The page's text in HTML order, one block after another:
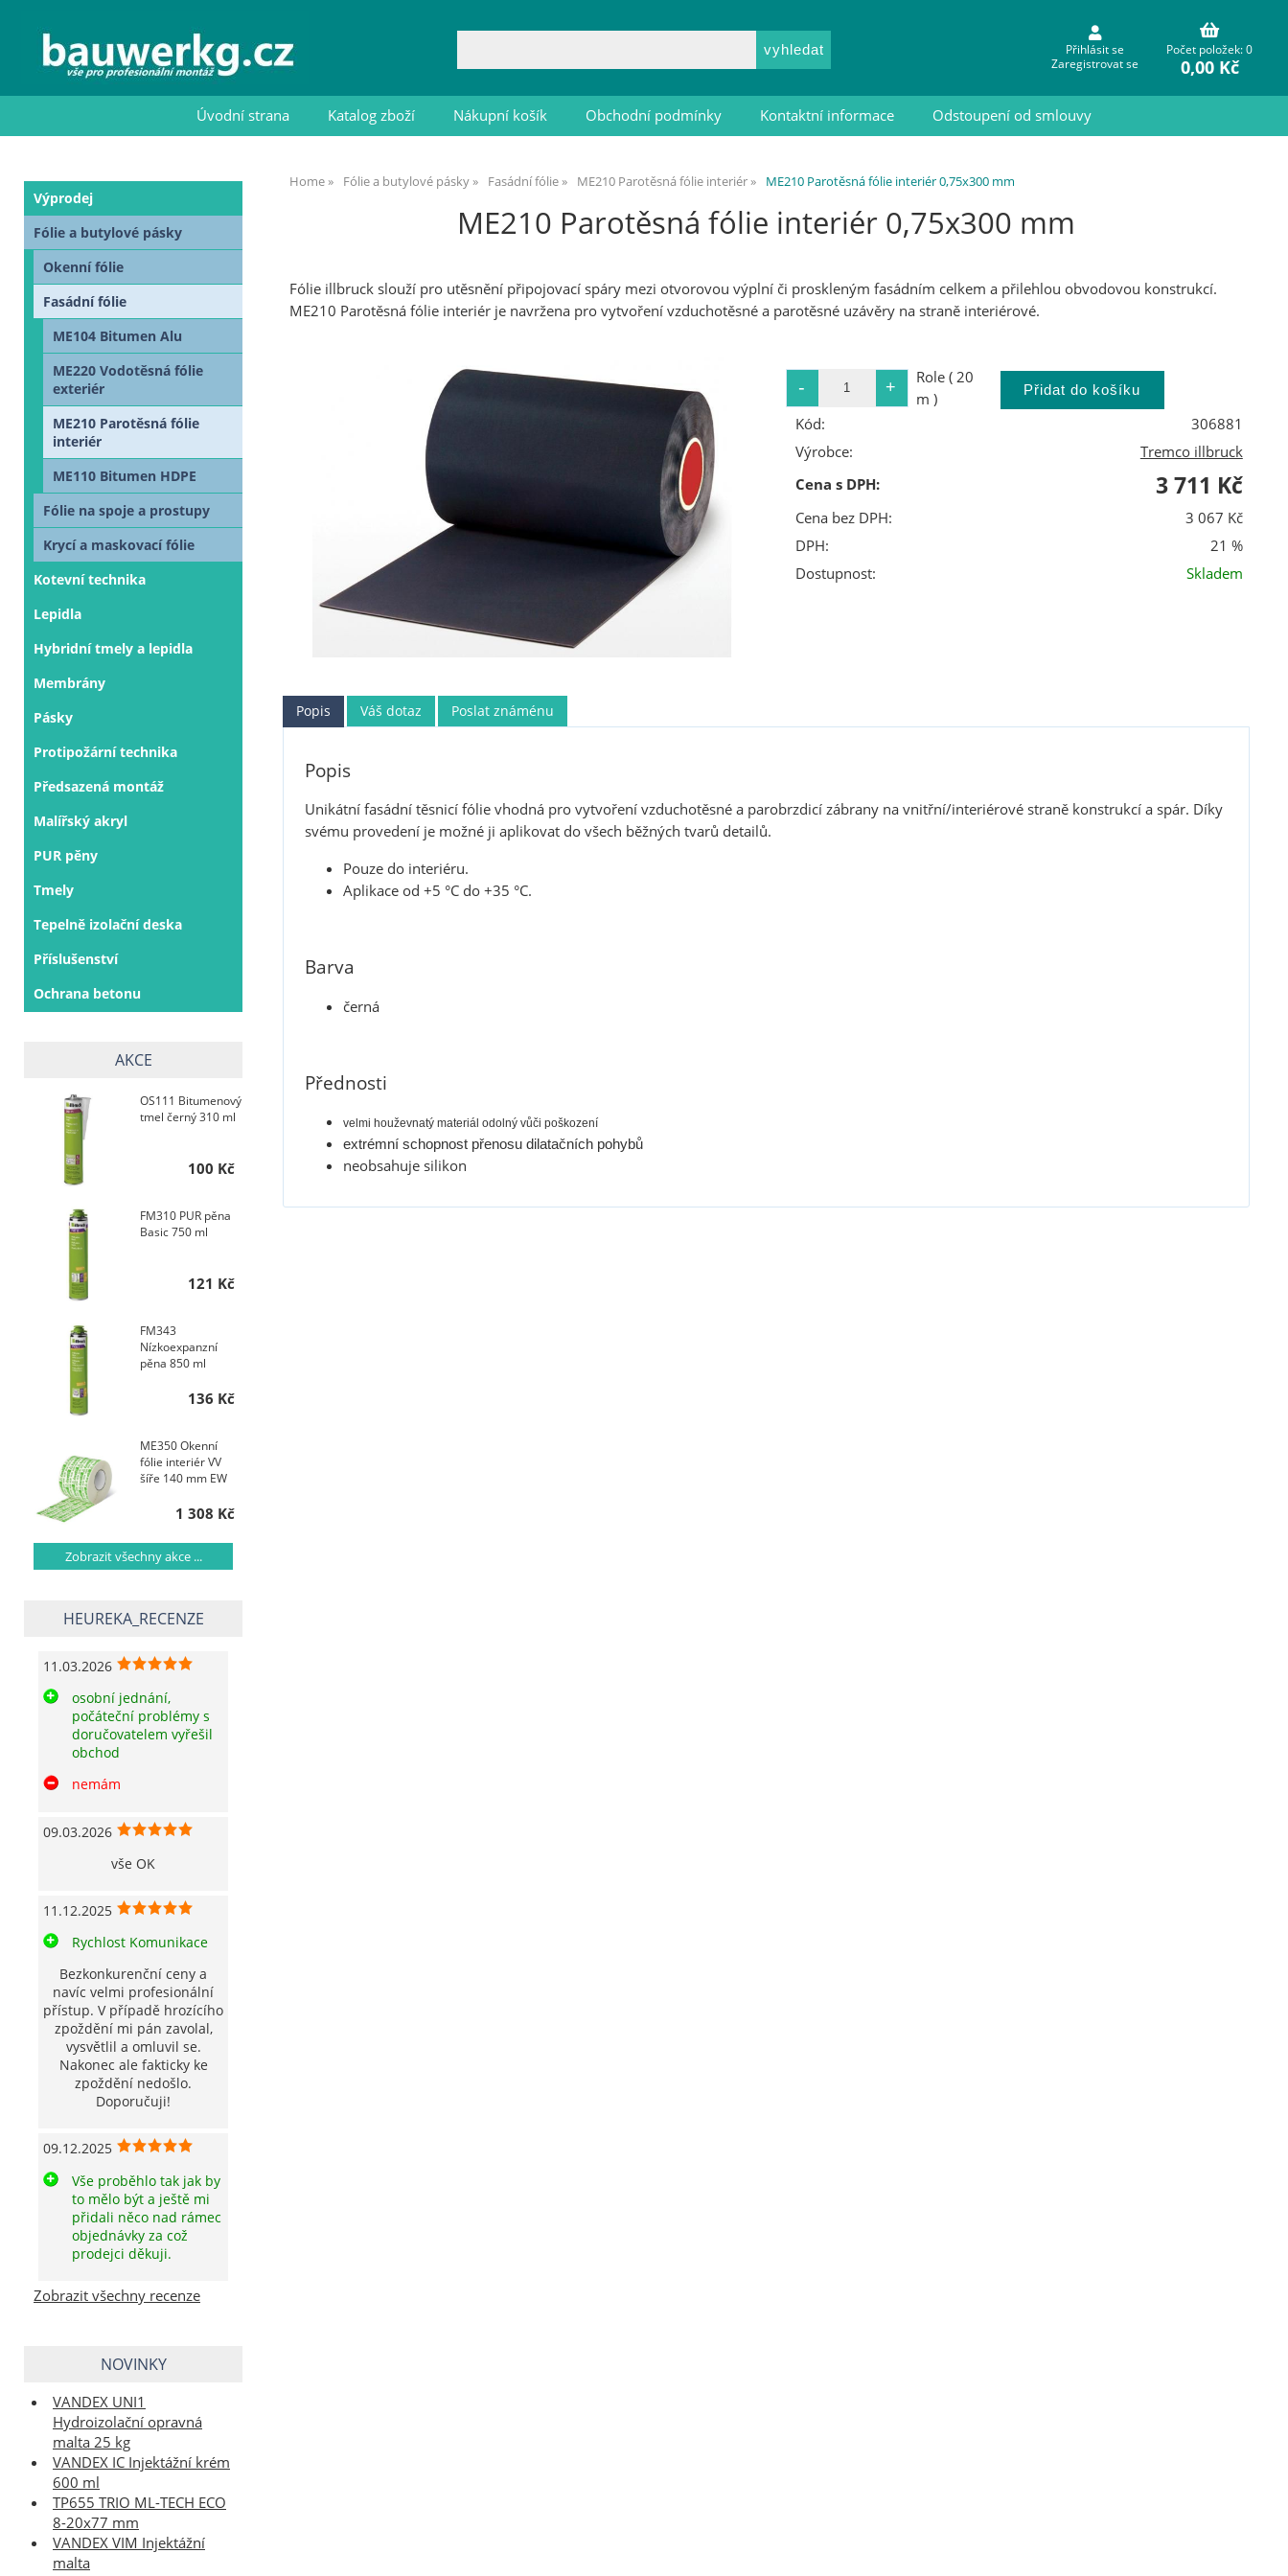
Přihlásit se
Zaregistrovat se
Počet položek: 0
0,00 Kč
Úvodní strana Katalog zboží Nákupní košík Obchodní podmínky Kontaktní informace Odstoupení od smlouvy
Home Fólie a butylové pásky Fasádní fólie ME210 Parotěsná fólie interiér ME210 Parotěsná fólie interiér 0,75x300 mm
ME210 Parotěsná fólie interiér 0,75x300 mm
Fólie illbruck slouží pro utěsnění připojovací spáry mezi otvorovou výplní či proskleným fasádním celkem a přilehlou obvodovou konstrukcí.
ME210 Parotěsná fólie interiér je navržena pro vytvoření vzduchotěsné a parotěsné uzávěry na straně interiérové.
Role ( 20
m )
Kód:
306881
Výrobce:
Tremco illbruck
Cena s DPH:
3 711 Kč
Cena bez DPH:
3 067 Kč
DPH:
21 %
Dostupnost:
Skladem
Popis Váš dotaz Poslat známénu
Popis
Unikátní fasádní těsnicí fólie vhodná pro vytvoření vzduchotěsné a parobrzdicí zábrany na vnitřní/interiérové straně konstrukcí a spár. Díky
svému provedení je možné ji aplikovat do všech běžných tvarů detailů.
Pouze do interiéru.
Aplikace od +5 °C do +35 °C.
Barva
černá
Přednosti
velmi houževnatý materiál odolný vůči poškození
extrémní schopnost přenosu dilatačních pohybů
neobsahuje silikon
Výprodej
Fólie a butylové pásky
Okenní fólie
Fasádní fólie
ME104 Bitumen Alu
ME220 Vodotěsná fólie
exteriér
ME210 Parotěsná fólie
interiér
ME110 Bitumen HDPE
Fólie na spoje a prostupy
Krycí a maskovací fólie
Kotevní technika
Lepidla
Hybridní tmely a lepidla
Membrány
Pásky
Protipožární technika
Předsazená montáž
Malířský akryl
PUR pěny
Tmely
Tepelně izolační deska
Příslušenství
Ochrana betonu
AKCE
OS111 Bitumenový
tmel černý 310 ml
100 Kč
FM310 PUR pěna
Basic 750 ml
121 Kč
FM343
Nízkoexpanzní
pěna 850 ml
136 Kč
ME350 Okenní
fólie interiér VV
šíře 140 mm EW
1 308 Kč
Zobrazit všechny akce ...
HEUREKA_RECENZE
11.03.2026
osobní jednání,
počáteční problémy s
doručovatelem vyřešil
obchod
nemám
09.03.2026
vše OK
11.12.2025
Rychlost Komunikace
Bezkonkurenční ceny a
navíc velmi profesionální
přístup. V případě hrozícího
zpoždění mi pán zavolal,
vysvětlil a omluvil se.
Nakonec ale fakticky ke
zpoždění nedošlo.
Doporučuji!
09.12.2025
Vše proběhlo tak jak by
to mělo být a ještě mi
přidali něco nad rámec
objednávky za což
prodejci děkuji.
Zobrazit všechny recenze
NOVINKY
VANDEX UNI1
Hydroizolační opravná
malta 25 kg
VANDEX IC Injektážní krém
600 ml
TP655 TRIO ML-TECH ECO
8-20x77 mm
VANDEX VIM Injektážní
malta